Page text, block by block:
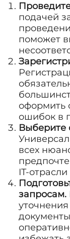
подачей
поможет
оформить
ошибок в
Выберите
всех
IT-
запросам.